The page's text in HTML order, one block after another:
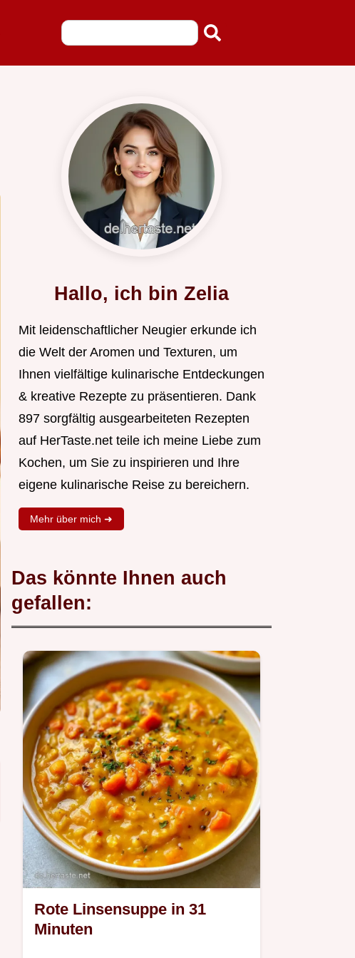
Hallo, ich bin Zelia
Mit leidenschaftlicher Neugier erkunde ich
die Welt der Aromen und Texturen, um
Ihnen vielfältige kulinarische Entdeckungen
& kreative Rezepte zu präsentieren. Dank
897 sorgfältig ausgearbeiteten Rezepten
auf HerTaste.net teile ich meine Liebe zum
Kochen, um Sie zu inspirieren und Ihre
eigene kulinarische Reise zu bereichern.
Mehr über mich ➜
Das könnte Ihnen auch
gefallen:
Rote Linsensuppe in 31
Minuten